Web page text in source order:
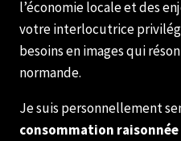
l’économie locale et des
votre interlocutrice
besoins en images qui
normande.
Je suis personnellement
consommation